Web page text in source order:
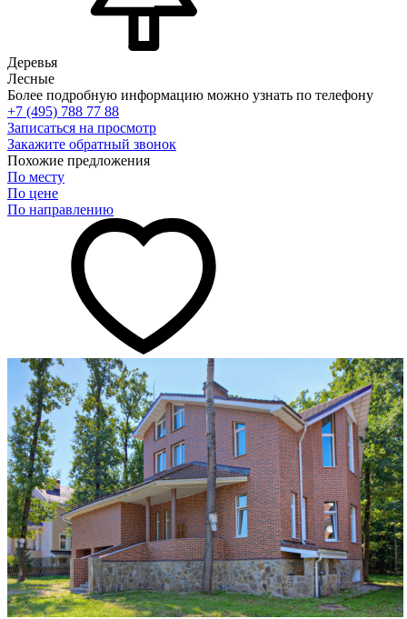
Деревья
Лесные
Более подробную информацию можно узнать по телефону
+7 (495) 788 77 88
Записаться на просмотр
Закажите обратный звонок
Похожие предложения
По месту
По цене
По направлению